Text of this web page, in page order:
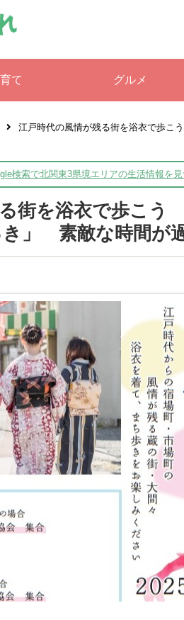
て グルメ
江戸時代の風情が残る街を浴衣で歩
検索で北関東3県境エリアの生活情報を
街を浴衣で歩こう
き」 素敵な時間が